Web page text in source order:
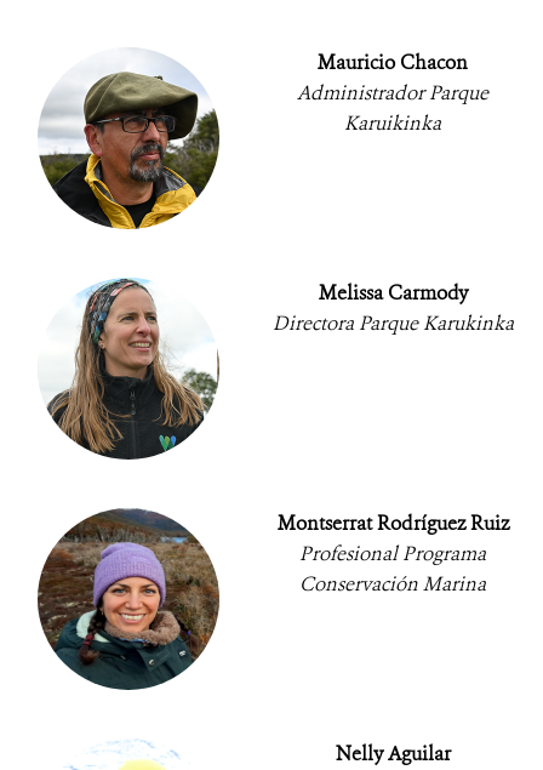
Mauricio Chacon
Administrador Parque
Karuikinka
Melissa Carmody
Directora Parque Karukinka
Montserrat Rodríguez Ruiz
Profesional Programa
Conservación Marina
Nelly Aguilar